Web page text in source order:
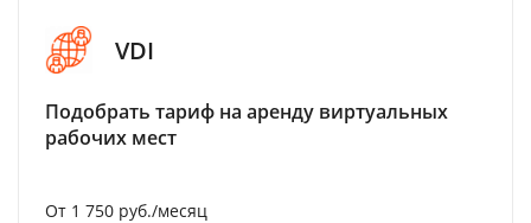
VDI
Подобрать тариф на аренду виртуальных
рабочих мест
От 1 750 руб./месяц